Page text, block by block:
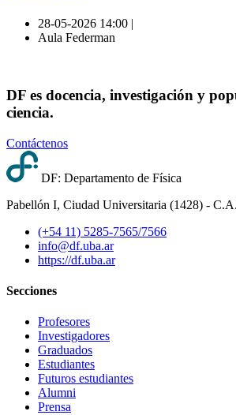
28-05-2026 14:00 |
Aula Federman
DF es docencia, investigación y
ciencia.
Contáctenos
DF: Departamento de Física
Pabellón I, Ciudad Universitaria (1428) -
(+54 11) 5285-7565/7566
info@df.uba.ar
https://df.uba.ar
Secciones
Profesores
Investigadores
Graduados
Estudiantes
Futuros estudiantes
Alumni
Prensa